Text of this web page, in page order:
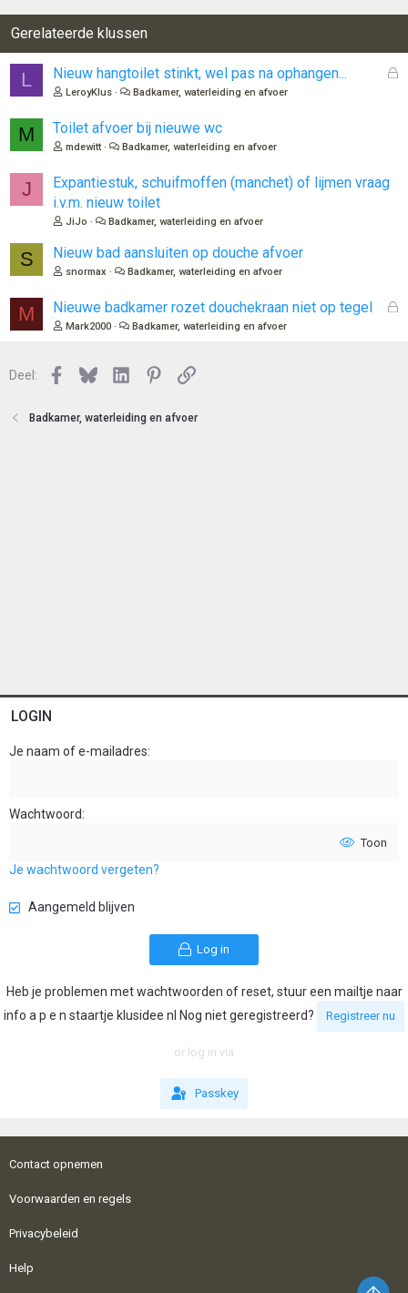
Gerelateerde klussen
L
G
Nieuw hangtoilet stinkt, wel pas na ophangen...
LeroyKlus Badkamer, waterleiding en afvoer
M Toilet afvoer bij nieuwe wc
mdewitt Badkamer, waterleiding en afvoer
J
Expantiestuk, schuifmoffen (manchet) of lijmen vraag
i.v.m. nieuw toilet
JiJo Badkamer, waterleiding en afvoer
S Nieuw bad aansluiten op douche afvoer
snormax Badkamer, waterleiding en afvoer
M
G
Nieuwe badkamer rozet douchekraan niet op tegel
Mark2000 Badkamer, waterleiding en afvoer
Deel: Facebook
BlueskyLinkedInPinterest
Link
Badkamer, waterleiding en afvoer
LOGIN
Je naam of e-mailadres
Wachtwoord
Toon
Je wachtwoord vergeten?
Aangemeld blijven
Log in
Heb je problemen met wachtwoorden of reset, stuur een mailtje naar
info a p e n staartje klusidee nl Nog niet geregistreerd?
Registreer nu
or log in via
Passkey
Contact opnemen
Voorwaarden en regels
Privacybeleid
Help